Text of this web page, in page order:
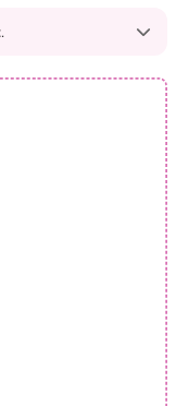
.
tích lũy khi mua
hạng
đơn hàng hoặc